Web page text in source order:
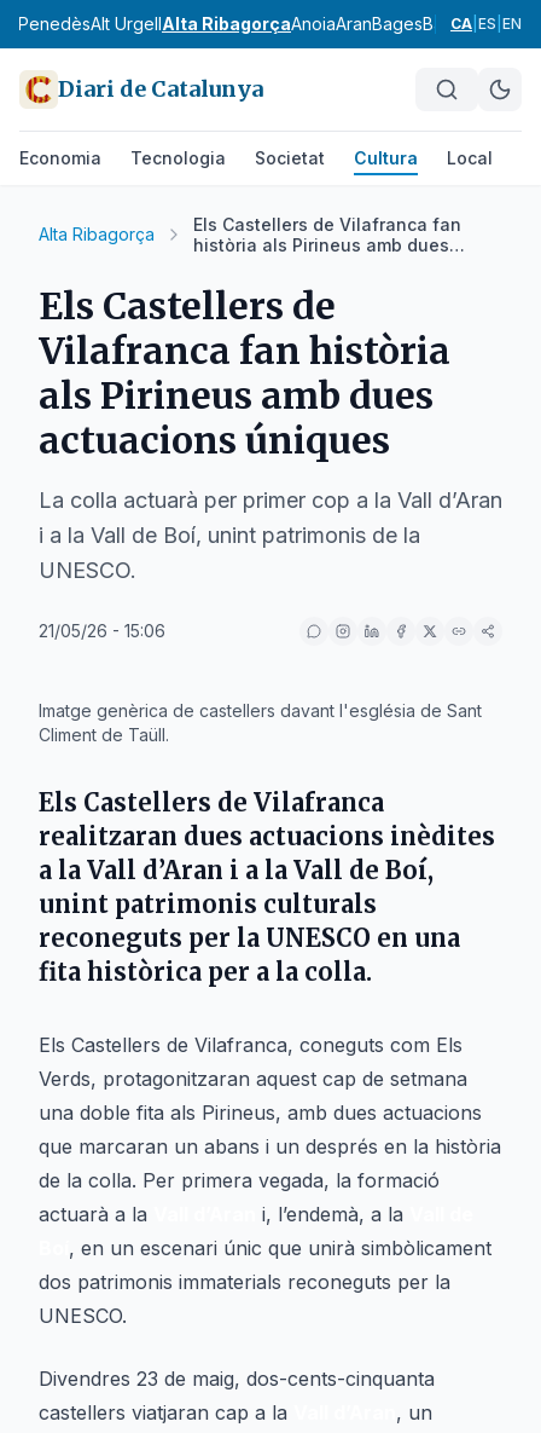
PenedèsAlt UrgellAlta RibagorçaAnoiaAranBagesBaix Camp
CA ES EN
Diari de Catalunya
Economia Tecnologia Societat Cultura Local
Alta Ribagorça
Els Castellers de Vilafranca fan
història als Pirineus amb dues
Els Castellers de
Vilafranca fan història
als Pirineus amb dues
actuacions úniques
La colla actuarà per primer cop a la Vall d’Aran
i a la Vall de Boí, unint patrimonis de la
UNESCO.
21/05/26 - 15:06
Imatge genèrica de castellers davant l'església de Sant
Climent de Taüll.
Els Castellers de Vilafranca
realitzaran dues actuacions inèdites
a la Vall d’Aran i a la Vall de Boí,
unint patrimonis culturals
reconeguts per la UNESCO en una
fita històrica per a la colla.
Els Castellers de Vilafranca, coneguts com Els
Verds, protagonitzaran aquest cap de setmana
una doble fita als Pirineus, amb dues actuacions
que marcaran un abans i un després en la història
de la colla. Per primera vegada, la formació
actuarà a la
i, l’endemà, a la
, en un escenari únic que unirà simbòlicament
dos patrimonis immaterials reconeguts per la
UNESCO.
Divendres 23 de maig, dos-cents-cinquanta
castellers viatjaran cap a la
, un